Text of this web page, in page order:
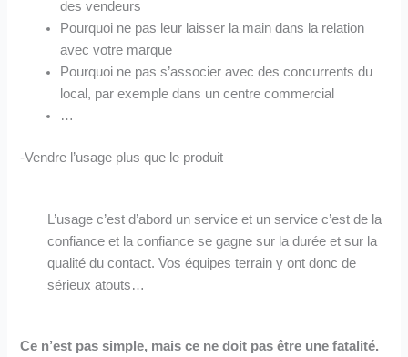
des vendeurs
Pourquoi ne pas leur laisser la main dans la relation
avec votre marque
Pourquoi ne pas s’associer avec des concurrents du
local, par exemple dans un centre commercial
…
-Vendre l’usage plus que le produit
L’usage c’est d’abord un service et un service c’est de la
confiance et la confiance se gagne sur la durée et sur la
qualité du contact. Vos équipes terrain y ont donc de
sérieux atouts…
Ce n’est pas simple, mais ce ne doit pas être une fatalité.